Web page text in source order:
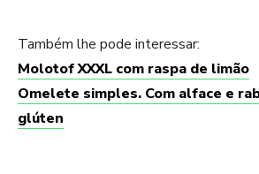
Também lhe pode interessar:
Molotof XXXL com raspa de limão
Omelete simples. Com alface e
glúten